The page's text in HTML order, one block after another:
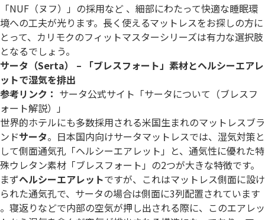
「NUF（ヌフ）」の採用など 、細部にわたって快適な睡眠環
境への工夫が光ります。長く使えるマットレスをお探しの方に
とって、カリモクのフィットマスターシリーズは有力な選択肢
となるでしょう。
サータ（Serta） – 「ブレスフォート」素材とヘルシーエアレ
ットで湿気を排出
参考リンク： サータ公式サイト「サータについて（ブレスフ
ォート解説）」
世界的ホテルにも多数採用される米国生まれのマットレスブラ
ンドサータ。日本国内向けサータマットレスでは、湿気対策と
して側面通気孔「ヘルシーエアレット」と、通気性に優れた特
殊ウレタン素材「ブレスフォート」の2つが大きな特徴です。
まずヘルシーエアレットですが、これはマットレス側面に設け
られた通気孔で、サータの場合は側面に3列配置されています
。寝返りなどで内部の空気が押し出される際に、このエアレッ